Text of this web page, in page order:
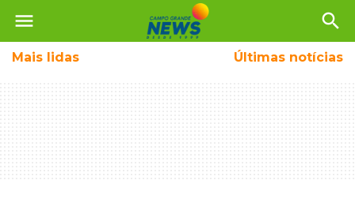
menu search
Mais lidas Últimas notícias